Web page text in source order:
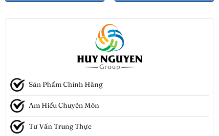
Sản Phẩm Chính Hãng
Am Hiểu Chuyên Môn
Tư Vấn Trung Thực